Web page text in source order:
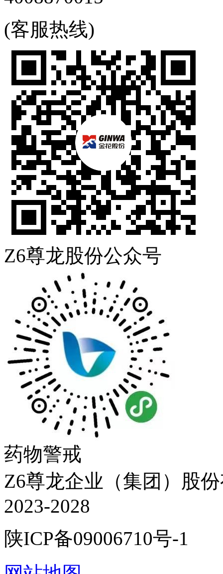
(客服热线)
Z6尊龙股份公众号
药物警戒
Z6尊龙企业（集团）股
2023-2028
陕ICP备09006710号-1